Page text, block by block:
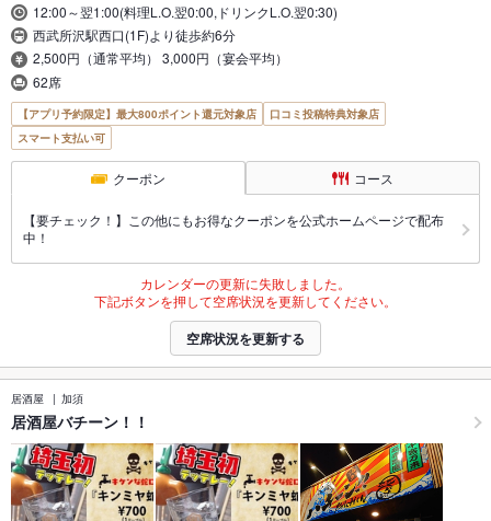
12:00～翌1:00(料理L.O.翌0:00,ドリンクL.O.翌0:30)
西武所沢駅西口(1F)より徒歩約6分
2,500円（通常平均） 3,000円（宴会平均）
62席
【アプリ予約限定】最大800ポイント還元対象店
口コミ投稿特典対象店
スマート支払い可
クーポン コース
【要チェック！】この他にもお得なクーポンを公式ホームページで配布
中！
カレンダーの更新に失敗しました。
下記ボタンを押して空席状況を更新してください。
空席状況を更新する
居酒屋 加須
居酒屋バチーン！！